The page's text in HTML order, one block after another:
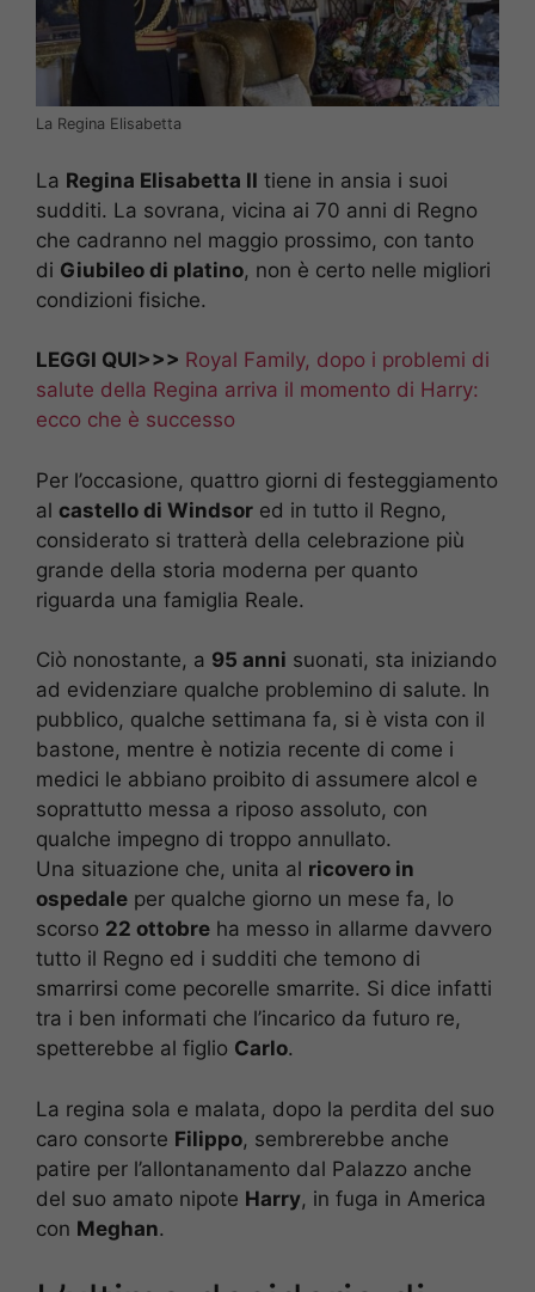
La Regina Elisabetta
La Regina Elisabetta II tiene in ansia i suoi
sudditi. La sovrana, vicina ai 70 anni di Regno
che cadranno nel maggio prossimo, con tanto
di Giubileo di platino, non è certo nelle migliori
condizioni fisiche.
LEGGI QUI>>> Royal Family, dopo i problemi di
salute della Regina arriva il momento di Harry:
ecco che è successo
Per l’occasione, quattro giorni di festeggiamento
al castello di Windsor ed in tutto il Regno,
considerato si tratterà della celebrazione più
grande della storia moderna per quanto
riguarda una famiglia Reale.
Ciò nonostante, a 95 anni suonati, sta iniziando
ad evidenziare qualche problemino di salute. In
pubblico, qualche settimana fa, si è vista con il
bastone, mentre è notizia recente di come i
medici le abbiano proibito di assumere alcol e
soprattutto messa a riposo assoluto, con
qualche impegno di troppo annullato.
Una situazione che, unita al ricovero in
ospedale per qualche giorno un mese fa, lo
scorso 22 ottobre ha messo in allarme davvero
tutto il Regno ed i sudditi che temono di
smarrirsi come pecorelle smarrite. Si dice infatti
tra i ben informati che l’incarico da futuro re,
spetterebbe al figlio Carlo.
La regina sola e malata, dopo la perdita del suo
caro consorte Filippo, sembrerebbe anche
patire per l’allontanamento dal Palazzo anche
del suo amato nipote Harry, in fuga in America
con Meghan.